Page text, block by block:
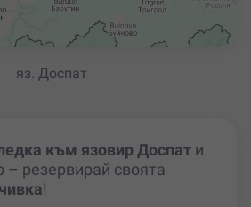
яз. Доспат
към язовир Доспат и
– резервирай своята
!